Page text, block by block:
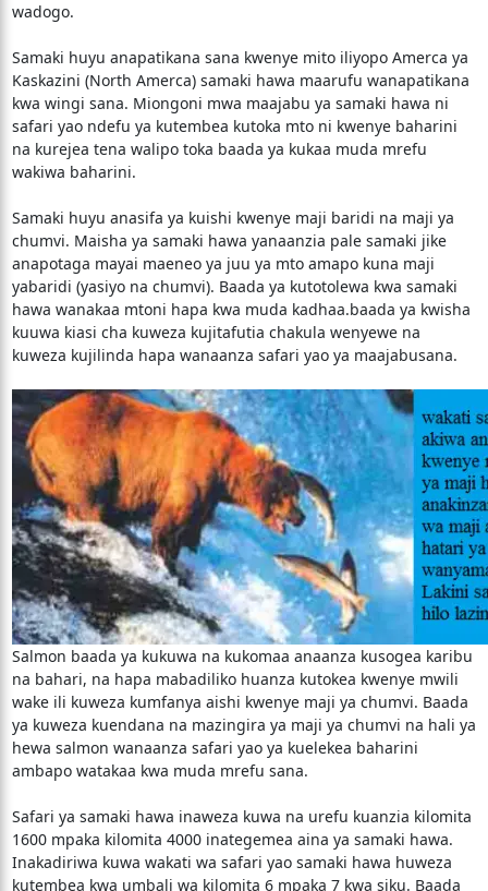
wadogo.
Samaki huyu anapatikana sana kwenye mito iliyopo Amerca ya
Kaskazini (North Amerca) samaki hawa maarufu wanapatikana
kwa wingi sana. Miongoni mwa maajabu ya samaki hawa ni
safari yao ndefu ya kutembea kutoka mto ni kwenye baharini
na kurejea tena walipo toka baada ya kukaa muda mrefu
wakiwa baharini.
Samaki huyu anasifa ya kuishi kwenye maji baridi na maji ya
chumvi. Maisha ya samaki hawa yanaanzia pale samaki jike
anapotaga mayai maeneo ya juu ya mto amapo kuna maji
yabaridi (yasiyo na chumvi). Baada ya kutotolewa kwa samaki
hawa wanakaa mtoni hapa kwa muda kadhaa.baada ya kwisha
kuuwa kiasi cha kuweza kujitafutia chakula wenyewe na
kuweza kujilinda hapa wanaanza safari yao ya maajabusana.
Salmon baada ya kukuwa na kukomaa anaanza kusogea karibu
na bahari, na hapa mabadiliko huanza kutokea kwenye mwili
wake ili kuweza kumfanya aishi kwenye maji ya chumvi. Baada
ya kuweza kuendana na mazingira ya maji ya chumvi na hali ya
hewa salmon wanaanza safari yao ya kuelekea baharini
ambapo watakaa kwa muda mrefu sana.
Safari ya samaki hawa inaweza kuwa na urefu kuanzia kilomita
1600 mpaka kilomita 4000 inategemea aina ya samaki hawa.
Inakadiriwa kuwa wakati wa safari yao samaki hawa huweza
kutembea kwa umbali wa kilomita 6 mpaka 7 kwa siku. Baada